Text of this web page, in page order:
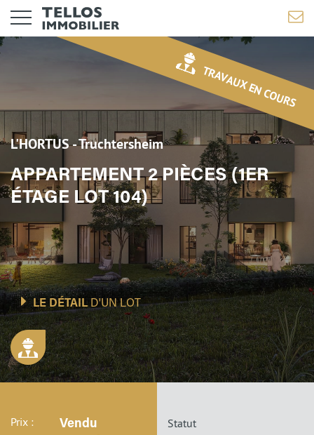
TRAVAUX EN COURS
L'HORTUS - Truchtersheim
APPARTEMENT 2 PIÈCES (1ER
ÉTAGE LOT 104)
LE DÉTAILD'UN LOT
Prix : Vendu Statut